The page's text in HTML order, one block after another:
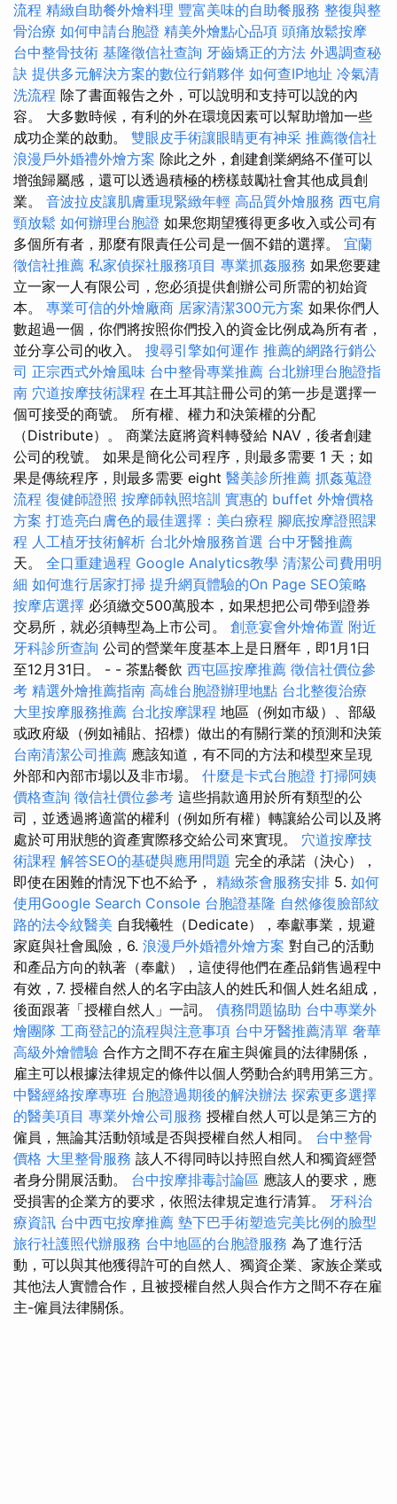
流程 精緻自助餐外燴料理 豐富美味的自助餐服務 整復與整
骨治療 如何申請台胞證 精美外燴點心品項 頭痛放鬆按摩
台中整骨技術 基隆徵信社查詢 牙齒矯正的方法 外遇調查秘
訣 提供多元解決方案的數位行銷夥伴 如何查IP地址 冷氣清
洗流程 除了書面報告之外，可以說明和支持可以說的內
容。 大多數時候，有利的外在環境因素可以幫助增加一些
成功企業的啟動。 雙眼皮手術讓眼睛更有神采 推薦徵信社
浪漫戶外婚禮外燴方案 除此之外，創建創業網絡不僅可以
增強歸屬感，還可以透過積極的榜樣鼓勵社會其他成員創
業。 音波拉皮讓肌膚重現緊緻年輕 高品質外燴服務 西屯肩
頸放鬆 如何辦理台胞證 如果您期望獲得更多收入或公司有
多個所有者，那麼有限責任公司是一個不錯的選擇。 宜蘭
徵信社推薦 私家偵探社服務項目 專業抓姦服務 如果您要建
立一家一人有限公司，您必須提供創辦公司所需的初始資
本。 專業可信的外燴廠商 居家清潔300元方案 如果你們人
數超過一個，你們將按照你們投入的資金比例成為所有者，
並分享公司的收入。 搜尋引擎如何運作 推薦的網路行銷公
司 正宗西式外燴風味 台中整骨專業推薦 台北辦理台胞證指
南 穴道按摩技術課程 在土耳其註冊公司的第一步是選擇一
個可接受的商號。 所有權、權力和決策權的分配
（Distribute）。 商業法庭將資料轉發給 NAV，後者創建
公司的稅號。 如果是簡化公司程序，則最多需要 1 天；如
果是傳統程序，則最多需要 eight 醫美診所推薦 抓姦蒐證
流程 復健師證照 按摩師執照培訓 實惠的 buffet 外燴價格
方案 打造亮白膚色的最佳選擇：美白療程 腳底按摩證照課
程 人工植牙技術解析 台北外燴服務首選 台中牙醫推薦
天。 全口重建過程 Google Analytics教學 清潔公司費用明
細 如何進行居家打掃 提升網頁體驗的On Page SEO策略
按摩店選擇 必須繳交500萬股本，如果想把公司帶到證券
交易所，就必須轉型為上市公司。 創意宴會外燴佈置 附近
牙科診所查詢 公司的營業年度基本上是日曆年，即1月1日
至12月31日。 - - 茶點餐飲 西屯區按摩推薦 徵信社價位參
考 精選外燴推薦指南 高雄台胞證辦理地點 台北整復治療
大里按摩服務推薦 台北按摩課程 地區（例如市級）、部級
或政府級（例如補貼、招標）做出的有關行業的預測和決策
台南清潔公司推薦 應該知道，有不同的方法和模型來呈現
外部和內部市場以及非市場。 什麼是卡式台胞證 打掃阿姨
價格查詢 徵信社價位參考 這些捐款適用於所有類型的公
司，並透過將適當的權利（例如所有權）轉讓給公司以及將
處於可用狀態的資產實際移交給公司來實現。 穴道按摩技
術課程 解答SEO的基礎與應用問題 完全的承諾（決心），
即使在困難的情況下也不給予， 精緻茶會服務安排 5. 如何
使用Google Search Console 台胞證基隆 自然修復臉部紋
路的法令紋醫美 自我犧牲（Dedicate），奉獻事業，規避
家庭與社會風險，6. 浪漫戶外婚禮外燴方案 對自己的活動
和產品方向的執著（奉獻），這使得他們在產品銷售過程中
有效，7. 授權自然人的名字由該人的姓氏和個人姓名組成，
後面跟著「授權自然人」一詞。 債務問題協助 台中專業外
燴團隊 工商登記的流程與注意事項 台中牙醫推薦清單 奢華
高級外燴體驗 合作方之間不存在雇主與僱員的法律關係，
雇主可以根據法律規定的條件以個人勞動合約聘用第三方。
中醫經絡按摩專班 台胞證過期後的解決辦法 探索更多選擇
的醫美項目 專業外燴公司服務 授權自然人可以是第三方的
僱員，無論其活動領域是否與授權自然人相同。 台中整骨
價格 大里整骨服務 該人不得同時以持照自然人和獨資經營
者身分開展活動。 台中按摩排毒討論區 應該人的要求，應
受損害的企業方的要求，依照法律規定進行清算。 牙科治
療資訊 台中西屯按摩推薦 墊下巴手術塑造完美比例的臉型
旅行社護照代辦服務 台中地區的台胞證服務 為了進行活
動，可以與其他獲得許可的自然人、獨資企業、家族企業或
其他法人實體合作，且被授權自然人與合作方之間不存在雇
主-僱員法律關係。